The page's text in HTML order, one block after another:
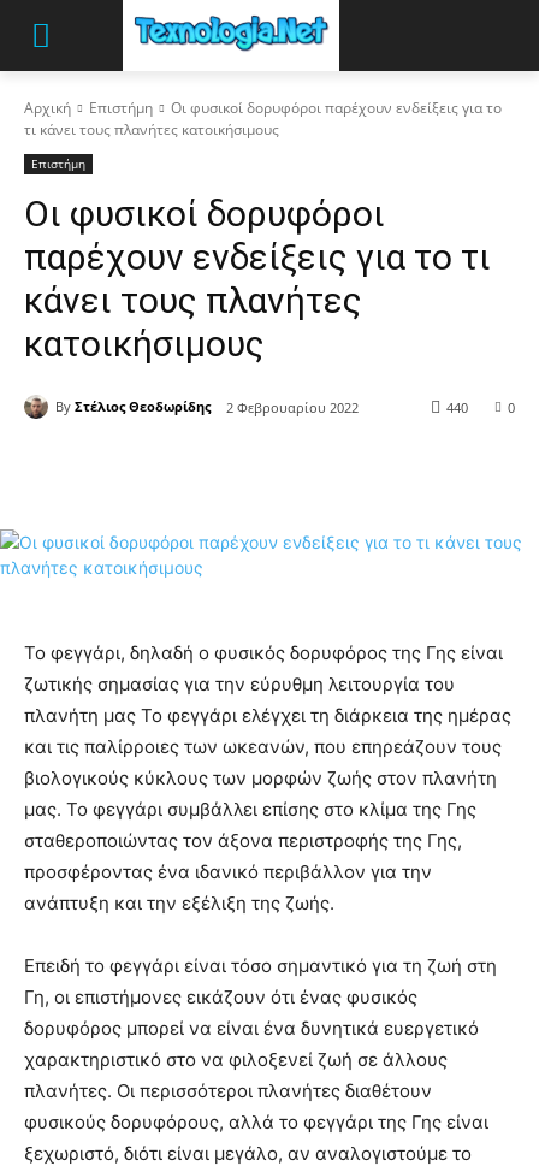
Αρχική Επιστήμη
Οι φυσικοί δορυφόροι παρέχουν ενδείξεις για το
τι κάνει τους πλανήτες κατοικήσιμους
Επιστήμη
Οι φυσικοί δορυφόροι
παρέχουν ενδείξεις για το τι
κάνει τους πλανήτες
κατοικήσιμους
By Στέλιος Θεοδωρίδης 2 Φεβρουαρίου 2022 0
440
Το φεγγάρι, δηλαδή ο φυσικός δορυφόρος της Γης είναι
ζωτικής σημασίας για την εύρυθμη λειτουργία του
πλανήτη μας Το φεγγάρι ελέγχει τη διάρκεια της ημέρας
και τις παλίρροιες των ωκεανών, που επηρεάζουν τους
βιολογικούς κύκλους των μορφών ζωής στον πλανήτη
μας. Το φεγγάρι συμβάλλει επίσης στο κλίμα της Γης
σταθεροποιώντας τον άξονα περιστροφής της Γης,
προσφέροντας ένα ιδανικό περιβάλλον για την
ανάπτυξη και την εξέλιξη της ζωής.
Επειδή το φεγγάρι είναι τόσο σημαντικό για τη ζωή στη
Γη, οι επιστήμονες εικάζουν ότι ένας φυσικός
δορυφόρος μπορεί να είναι ένα δυνητικά ευεργετικό
χαρακτηριστικό στο να φιλοξενεί ζωή σε άλλους
πλανήτες. Οι περισσότεροι πλανήτες διαθέτουν
φυσικούς δορυφόρους, αλλά το φεγγάρι της Γης είναι
ξεχωριστό, διότι είναι μεγάλο, αν αναλογιστούμε το